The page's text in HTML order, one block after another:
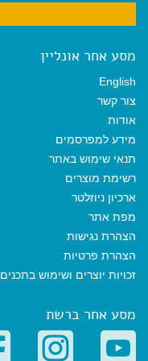
מסע אחר אונליין
English
צור קשר
אודות
מידע למפרסמים
תנאי שימוש באתר
רשימת מוצרים
ארכיון ניוזלטר
מפת אתר
הצהרת נגישות
הצהרת פרטיות
זכויות יוצרים ושימוש בתכנים
מסע אחר ברשת